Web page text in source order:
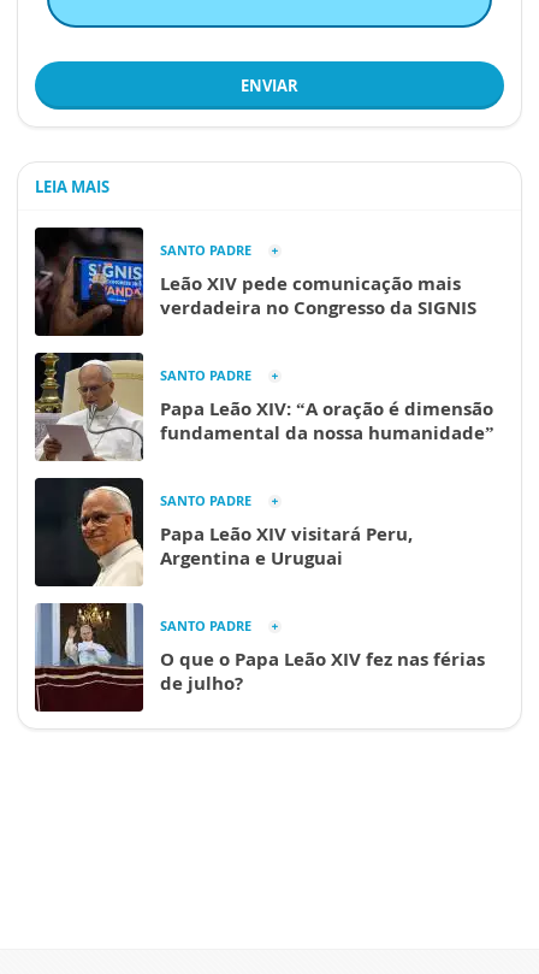
ENVIAR
LEIA MAIS
SANTO PADRE
Leão XIV pede comunicação mais
verdadeira no Congresso da SIGNIS
SANTO PADRE
Papa Leão XIV: “A oração é dimensão
fundamental da nossa humanidade”
SANTO PADRE
Papa Leão XIV visitará Peru,
Argentina e Uruguai
SANTO PADRE
O que o Papa Leão XIV fez nas férias
de julho?